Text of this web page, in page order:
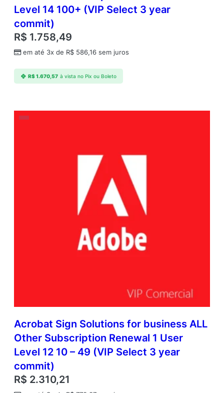
Level 14 100+ (VIP Select 3 year
commit)
R$ 1.758,49
em até 3x de R$ 586,16 sem juros
R$1.670,57 à vista no Pix ou Boleto
Acrobat Sign Solutions for business ALL
Other Subscription Renewal 1 User
Level 12 10 – 49 (VIP Select 3 year
commit)
R$ 2.310,21